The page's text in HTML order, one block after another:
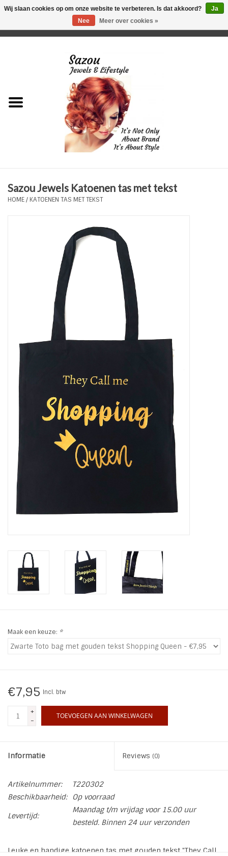
Just for Him
Plus Size Sieraden
Haaraccesoires
ON THE BEACH
Ohlala Jewels
LIFESTYLE PRODUCTEN
INSPIRATIE
SALE
Sazou Jewels Katoenen tas met tekst
HOME/ KATOENEN TAS MET TEKST
Maak een keuze: *
€7,95 Incl. btw
+
-
TOEVOEGEN AAN WINKELWAGEN
Informatie Reviews (0)
Artikelnummer:
T220302
Beschikbaarheid:
Op voorraad
Levertijd:
Maandag t/m vrijdag voor 15.00 uur
besteld. Binnen 24 uur verzonden
Leuke en handige katoenen tas met gouden tekst "They Call
Wij slaan cookies op om onze website te verbeteren. Is dat akkoord?
Ja
Nee
Meer over cookies »